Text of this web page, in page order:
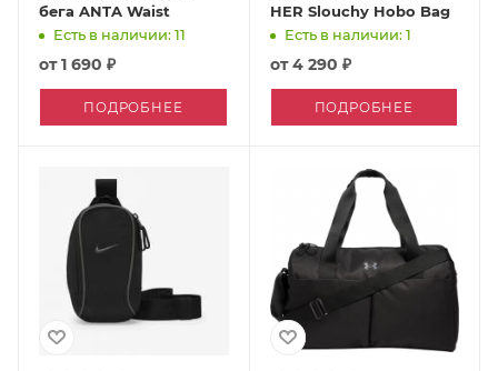
бега ANTA Waist
Есть в наличии: 11
от1 690 ₽
ПОДРОБНЕЕ
HER Slouchy Hobo Bag
Есть в наличии: 1
от4 290 ₽
ПОДРОБНЕЕ